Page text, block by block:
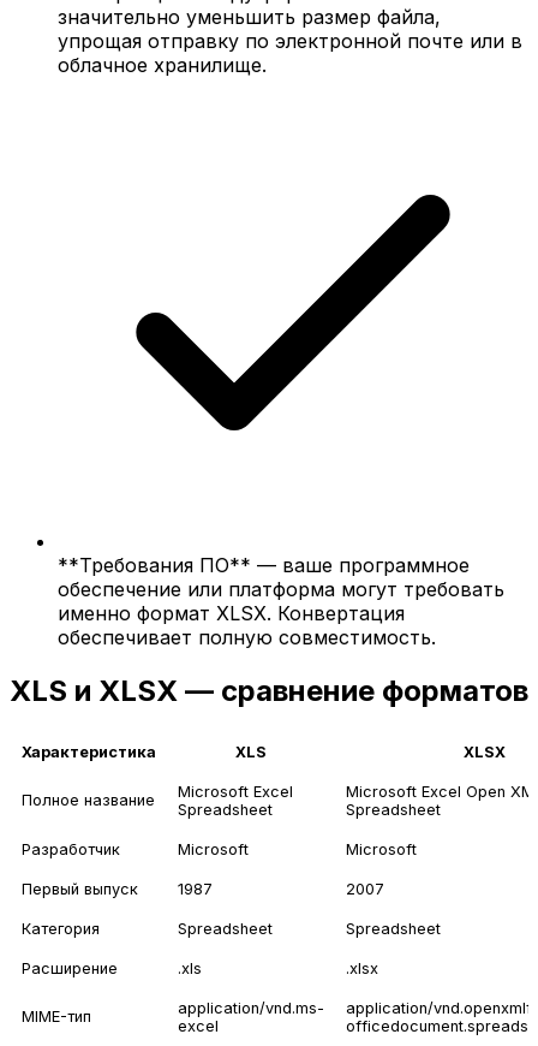
значительно уменьшить размер файла,
упрощая отправку по электронной почте или в
облачное хранилище.
**Требования ПО** — ваше программное
обеспечение или платформа могут требовать
именно формат XLSX. Конвертация
обеспечивает полную совместимость.
XLS и XLSX — сравнение форматов
Характеристика XLS XLSX
Полное название
Microsoft Excel
Spreadsheet
Microsoft Excel Open
Spreadsheet
Разработчик Microsoft Microsoft
Первый выпуск 1987 2007
Категория Spreadsheet Spreadsheet
Расширение .xls .xlsx
MIME-тип
application/vnd.ms-
excel
application/